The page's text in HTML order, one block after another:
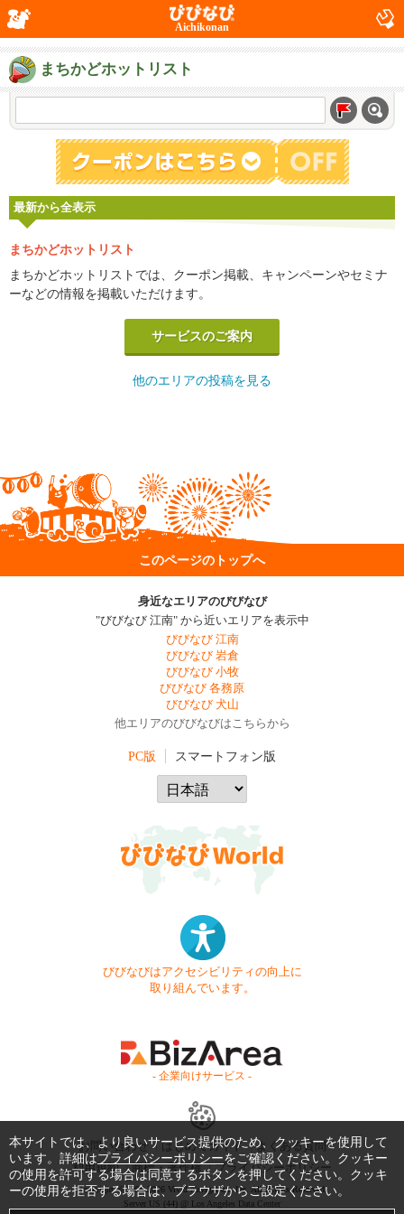
Aichikonan
まちかどホットリスト
最新から全表示
まちかどホットリスト
まちかどホットリストでは、クーポン掲載、キャンペーンやセミナ
ーなどの情報を掲載いただけます。
サービスのご案内
他のエリアの投稿を見る
このページのトップへ
身近なエリアのびびなび
"びびなび 江南" から近いエリアを表示中
びびなび 江南
びびなび 岩倉
びびなび 小牧
びびなび 各務原
びびなび 犬山
他エリアのびびなびはこちらから
PC版 スマートフォン版
びびなびはアクセシビリティの向上に
取り組んでいます。
- 企業向けサービス -
お問い合わせ はじめてガイド
よくある質問
利用規約
商標・著作権 プライバシーポリシー
Copyright © 1999-2026 Vivid Navigation, Inc. All Rights Reserved.
Server US (44) @ Los Angeles Data Center
本サイトでは、より良いサービス提供のため、クッキーを使用して
います。詳細はプライバシーポリシーをご確認ください。クッキー
の使用を許可する場合は同意するボタンを押してください。クッキ
ーの使用を拒否する場合は、ブラウザからご設定ください。